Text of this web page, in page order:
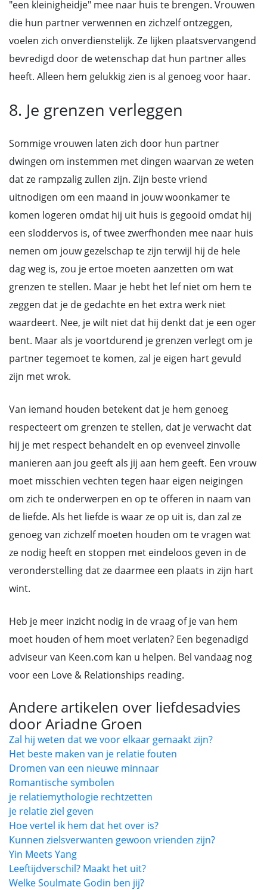
"een kleinigheidje" mee naar huis te brengen. Vrouwen
die hun partner verwennen en zichzelf ontzeggen,
voelen zich onverdienstelijk. Ze lijken plaatsvervangend
bevredigd door de wetenschap dat hun partner alles
heeft. Alleen hem gelukkig zien is al genoeg voor haar.
8. Je grenzen verleggen
Sommige vrouwen laten zich door hun partner
dwingen om instemmen met dingen waarvan ze weten
dat ze rampzalig zullen zijn. Zijn beste vriend
uitnodigen om een maand in jouw woonkamer te
komen logeren omdat hij uit huis is gegooid omdat hij
een sloddervos is, of twee zwerfhonden mee naar huis
nemen om jouw gezelschap te zijn terwijl hij de hele
dag weg is, zou je ertoe moeten aanzetten om wat
grenzen te stellen. Maar je hebt het lef niet om hem te
zeggen dat je de gedachte en het extra werk niet
waardeert. Nee, je wilt niet dat hij denkt dat je een oger
bent. Maar als je voortdurend je grenzen verlegt om je
partner tegemoet te komen, zal je eigen hart gevuld
zijn met wrok.
Van iemand houden betekent dat je hem genoeg
respecteert om grenzen te stellen, dat je verwacht dat
hij je met respect behandelt en op evenveel zinvolle
manieren aan jou geeft als jij aan hem geeft. Een vrouw
moet misschien vechten tegen haar eigen neigingen
om zich te onderwerpen en op te offeren in naam van
de liefde. Als het liefde is waar ze op uit is, dan zal ze
genoeg van zichzelf moeten houden om te vragen wat
ze nodig heeft en stoppen met eindeloos geven in de
veronderstelling dat ze daarmee een plaats in zijn hart
wint.
Heb je meer inzicht nodig in de vraag of je van hem
moet houden of hem moet verlaten? Een begenadigd
adviseur van Keen.com kan u helpen. Bel vandaag nog
voor een Love & Relationships reading.
Andere artikelen over liefdesadvies
door Ariadne Groen
Zal hij weten dat we voor elkaar gemaakt zijn?
Het beste maken van je relatie fouten
Dromen van een nieuwe minnaar
Romantische symbolen
je relatiemythologie rechtzetten
je relatie ziel geven
Hoe vertel ik hem dat het over is?
Kunnen zielsverwanten gewoon vrienden zijn?
Yin Meets Yang
Leeftijdverschil? Maakt het uit?
Welke Soulmate Godin ben jij?